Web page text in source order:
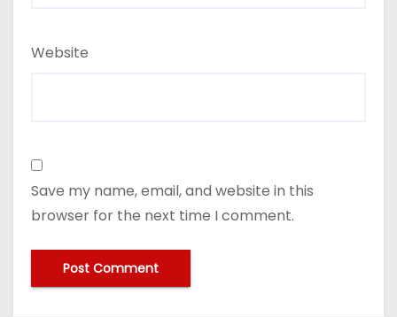
Website
Save my name, email, and website in this
browser for the next time I comment.